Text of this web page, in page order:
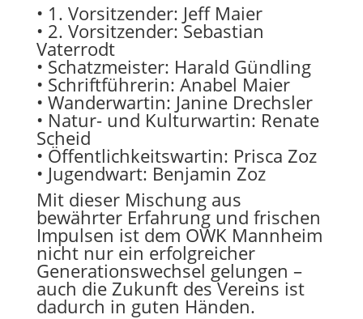
• 1. Vorsitzender: Jeff Maier
• 2. Vorsitzender: Sebastian
Vaterrodt
• Schatzmeister: Harald Gündling
• Schriftführerin: Anabel Maier
• Wanderwartin: Janine Drechsler
• Natur- und Kulturwartin: Renate
Scheid
• Öffentlichkeitswartin: Prisca Zoz
• Jugendwart: Benjamin Zoz
Mit dieser Mischung aus
bewährter Erfahrung und frischen
Impulsen ist dem OWK Mannheim
nicht nur ein erfolgreicher
Generationswechsel gelungen –
auch die Zukunft des Vereins ist
dadurch in guten Händen.